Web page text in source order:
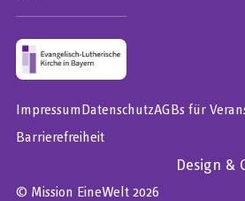
© Mission EineWelt 2026
ImpressumDatenschutzAGBs für
Barrierefreiheit
Design &